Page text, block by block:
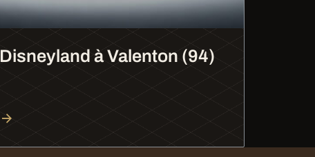
Disneyland à Valenton (94)